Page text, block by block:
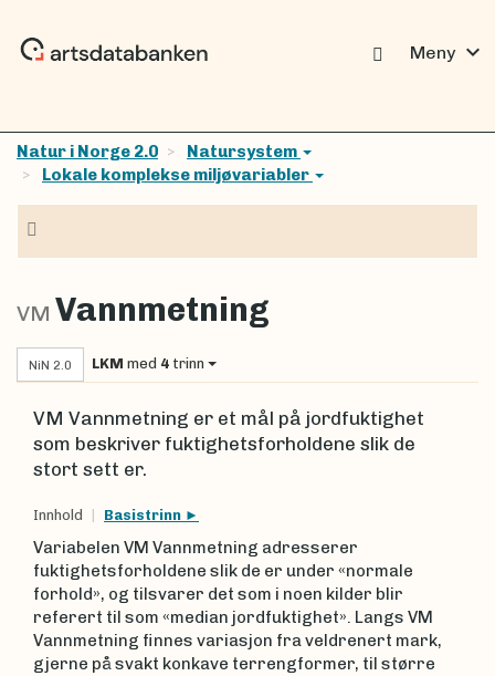
Meny expand_more
Natur i Norge 2.0
Natursystem
Lokale komplekse miljøvariabler
VM Vannmetning
NiN 2.0 LKM med 4 trinn
VM Vannmetning er et mål på jordfuktighet
som beskriver fuktighetsforholdene slik de
stort sett er.
Innhold Basistrinn
Variabelen VM Vannmetning adresserer
fuktighetsforholdene slik de er under «normale
forhold», og tilsvarer det som i noen kilder blir
referert til som «median jordfuktighet». Langs VM
Vannmetning finnes variasjon fra veldrenert mark,
gjerne på svakt konkave terrengformer, til større